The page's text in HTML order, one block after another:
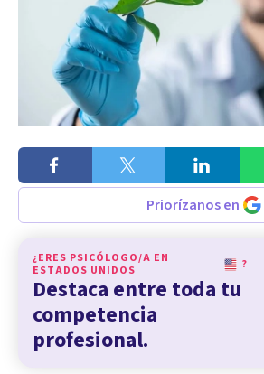
Priorízanos en
¿ERES PSICÓLOGO/A EN
ESTADOS UNIDOS
?
Destaca entre toda tu
competencia
profesional.